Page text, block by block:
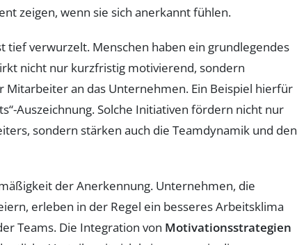
zeigen, wenn sie sich anerkannt fühlen.
tief verwurzelt. Menschen haben ein grundlegendes
nicht nur kurzfristig motivierend, sondern
Mitarbeiter an das Unternehmen. Ein Beispiel hierfür
Auszeichnung. Solche Initiativen fördern nicht nur
sondern stärken auch die Teamdynamik und den
der Anerkennung. Unternehmen, die
erleben in der Regel ein besseres Arbeitsklima
Teams. Die Integration von Motivationsstrategien